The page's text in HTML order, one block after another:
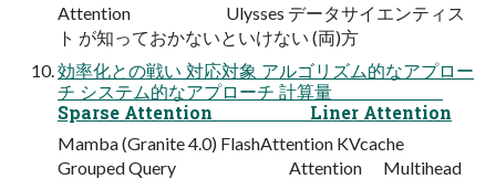
Attention Ulysses データサイエンティス
ト が知っておかないといけない (両)方
効率化との戦い 対応対象 アルゴリズム的なアプロー
チ システム的なアプローチ 計算量
Sparse Attention Liner Attention
Mamba (Granite 4.0) FlashAttention KVcache
Grouped Query Attention Multihead